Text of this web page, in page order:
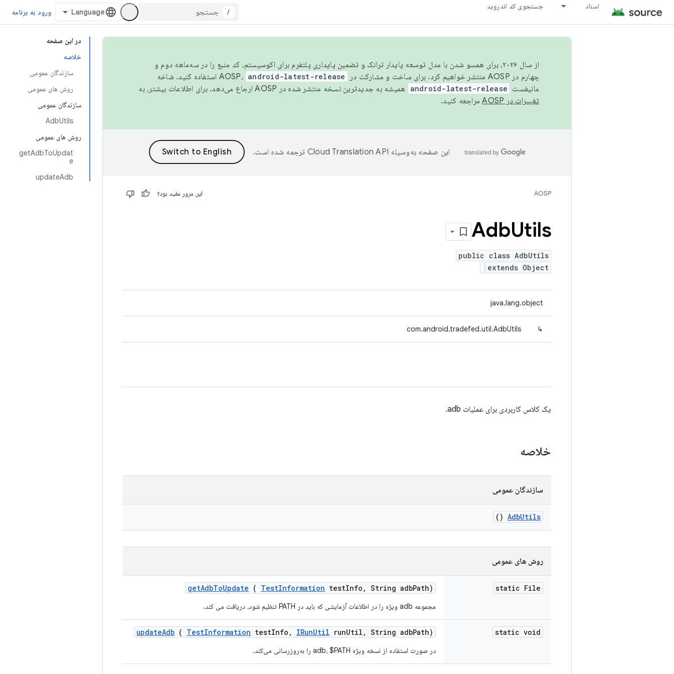
اسناد جستجوی کد اندروید
/ ورود به برنامه
در این صفحه
خلاصه
سازندگان عمومی
روش های عمومی
سازندگان عمومی
AdbUtils
روش های عمومی
getAdbToUpdat
e
updateAdb
از سال ۲۰۲۶، برای همسو شدن با مدل توسعه پایدار ترانک و تضمین پایداری پلتفرم برای اکوسیستم، کد منبع را در سه‌ماهه دوم و
چهارم در AOSP منتشر خواهیم کرد. برای ساخت و مشارکت در AOSP،
android-latest-release
استفاده کنید. شاخه
مانیفست android-latest-release
همیشه به جدیدترین نسخه منتشر شده در AOSP ارجاع می‌دهد. برای اطلاعات بیشتر، به
تغییرات در AOSP
مراجعه کنید.
این صفحه به‌وسیله ترجمه شده است.
AOSP این مرور مفید بود؟
AdbUtils
public class AdbUtils
extends Object
java.lang.object
↳
com.android.tradefed.util.AdbUtils
یک کلاس کاربردی برای عملیات adb.
خلاصه
سازندگان عمومی
AdbUtils
()
روش های عمومی
static File
getAdbToUpdate ( TestInformation testInfo , String adbPath)
مجموعه adb ویژه را در اطلاعات آزمایشی که باید در PATH تنظیم شود، دریافت می کند.
static void
updateAdb ( TestInformation testInfo , IRunUtil runUtil , String adbPath)
در صورت استفاده از نسخه ویژه adb، $PATH را به‌روزرسانی می‌کند.